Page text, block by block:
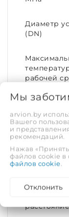
Диаметр
(DN)
рабочей
диаметр
Материал
расстояние
Мы
arvion.by
Вашего
и
рекомендаций.
Нажав
файлов cookie в
файлов cookie.
Отклонить